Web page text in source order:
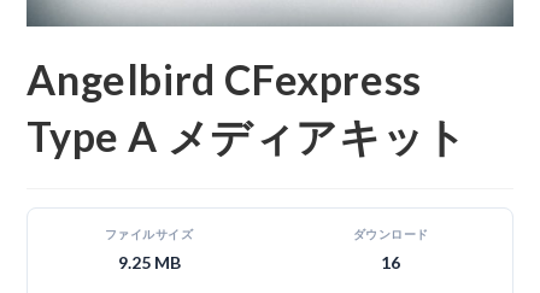
Angelbird CFexpress
Type A メディアキット
ファイルサイズ
9.25 MB
ダウンロード
16